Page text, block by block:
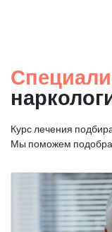
Курс лечения
Мы поможем